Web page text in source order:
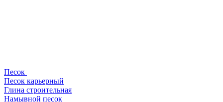
Песок
Песок карьерный
Глина строительная
Намывной песок